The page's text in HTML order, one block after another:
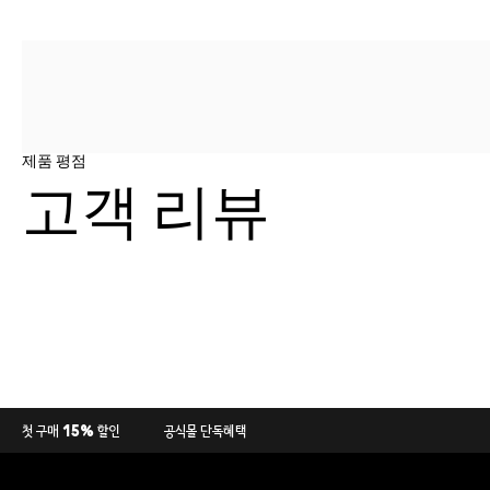
제품 평점
고객 리뷰
첫 구매 15% 할인 공식몰 단독혜택